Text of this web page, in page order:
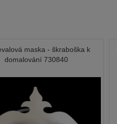
maska - škraboška k
domalování 730840